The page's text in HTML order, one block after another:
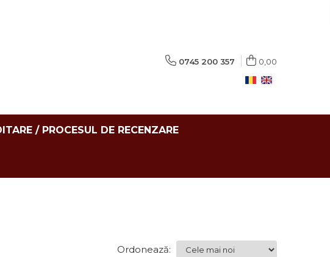
0745 200 357 0,00
/ PROCESUL DE RECENZARE
Ordonează: